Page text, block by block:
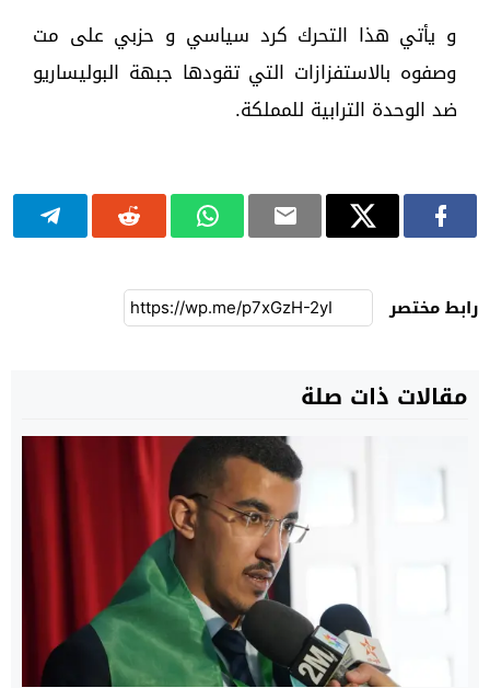
و يأتي هذا التحرك كرد سياسي و حزبي على مت
وصفوه بالاستفزازات التي تقودها جبهة البوليساريو
ضد الوحدة الترابية للمملكة.
رابط مختصر
مقالات ذات صلة